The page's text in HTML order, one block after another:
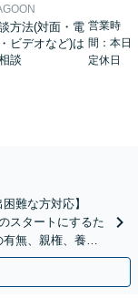
方法(対面・電
ビデオなど)は
談
営業時
間：本日
定休日
難な方対応】
スタートにするた
無、親権、養育